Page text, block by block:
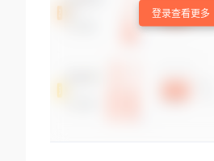
登录查看更多